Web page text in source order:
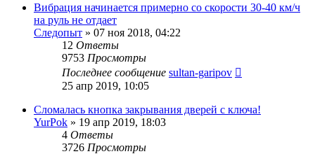
Вибрация начинается примерно со скорости 30-40 км/ч
на руль не отдает
Следопыт » 07 ноя 2018, 04:22
12 Ответы
9753 Просмотры
Последнее сообщение sultan-garipov
25 апр 2019, 10:05
Сломалась кнопка закрывания дверей с ключа!
YurPok » 19 апр 2019, 18:03
4 Ответы
3726 Просмотры